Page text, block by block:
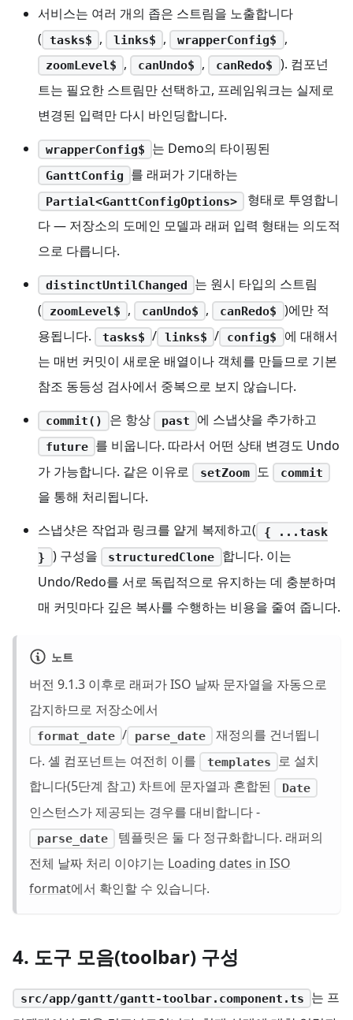
서비스는 여러 개의 좁은 스트림을 노출합니다
(
tasks$ , links$ , wrapperConfig$ ,
zoomLevel$ , canUndo$ , canRedo$
). 컴포넌
트는 필요한 스트림만 선택하고, 프레임워크는 실제로
변경된 입력만 다시 바인딩합니다.
wrapperConfig$ 는 Demo의 타이핑된
GanttConfig 를 래퍼가 기대하는
Partial<GanttConfigOptions>
형태로 투영합니
다 — 저장소의 도메인 모델과 래퍼 입력 형태는 의도적
으로 다릅니다.
distinctUntilChanged
는 원시 타입의 스트림
(
zoomLevel$ , canUndo$ , canRedo$
)에만 적
용됩니다.
tasks$ / links$ / config$ 에 대해서
는 매번 커밋이 새로운 배열이나 객체를 만들므로 기본
참조 동등성 검사에서 중복으로 보지 않습니다.
commit() 은 항상 past 에 스냅샷을 추가하고
future 를 비웁니다. 따라서 어떤 상태 변경도 Undo
가 가능합니다. 같은 이유로
setZoom 도 commit
을 통해 처리됩니다.
스냅샷은 작업과 링크를 얕게 복제하고(
{ ...task
}
) 구성을 structuredClone
합니다. 이는
Undo/Redo를 서로 독립적으로 유지하는 데 충분하며
매 커밋마다 깊은 복사를 수행하는 비용을 줄여 줍니다.
노트
버전 9.1.3 이후로 래퍼가 ISO 날짜 문자열을 자동으로
감지하므로 저장소에서
format_date / parse_date
재정의를 건너뜁니
다. 셸 컴포넌트는 여전히 이를
templates
로 설치
합니다(5단계 참고) 차트에 문자열과 혼합된
Date
인스턴스가 제공되는 경우를 대비합니다 -
parse_date
템플릿은 둘 다 정규화합니다. 래퍼의
전체 날짜 처리 이야기는 Loading dates in ISO
format에서 확인할 수 있습니다.
4. 도구 모음(toolbar) 구성
src/app/gantt/gantt-toolbar.component.ts
는 프